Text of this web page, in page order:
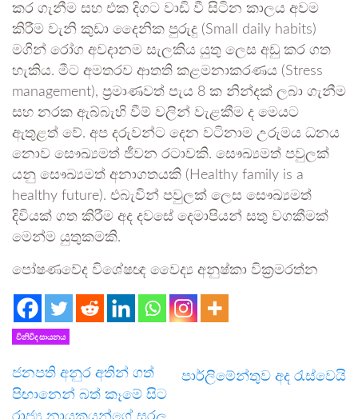
කර ගැනීම සහ එක දිගට වාඩි වී සිටින කාලය අවම
කිරීම වැනි කුඩා දෛනික පුරුදු (Small daily habits)
මගින් රෝග අවදානම සැලකිය යුතු ලෙස අඩු කර ගත
හැකිය. මීට අමතරව ආතති කළමනාකරණය (Stress
management), ප්‍රමාණවත් පැය 8 ක නින්දක් ලබා ගැනීම
සහ නරක ඇබ්බැහි වීම් වලින් වැළකීම ද මෙයට
ඇතුළත් වේ. අප දරුවන්ට දෙන වටිනාම උරුමය ධනය
නොව සෞඛ්‍යමත් ජීවන රටාවකි. සෞඛ්‍යමත් පවුලක්
යනු සෞඛ්‍යමත් අනාගතයකි (Healthy family is a
healthy future). එබැවින් පවුලක් ලෙස සෞඛ්‍යමත්
දිවියක් ගත කිරීම අද දවසේ දෙමාපියන් සතු වගකීමක්
මෙන්ම යුතුකමකි.
පෝෂණවේද විශේෂඥ වෛද්‍ය අනුෂ්කා වික්‍රමරත්න
විනිවිද සායනය
ජනපති අනුර අතින් ගත්
පිඟානෙන් බත් කෑමේ සිට
රාජ්‍ය නායකයන්ගේ සරල
පාර්ලිමේන්තුව අද රැස්වෙයි